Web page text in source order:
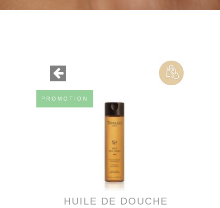
PROMOTION
HUILE DE DOUCHE